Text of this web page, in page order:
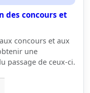
des concours et
concours et aux
une
passage de ceux-ci.